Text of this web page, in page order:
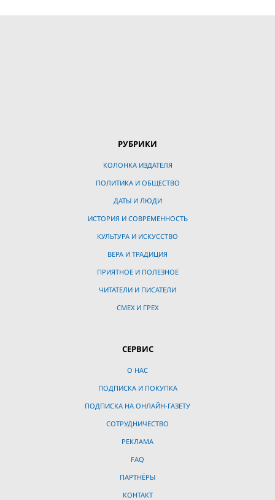
РУБРИКИ
КОЛОНКА ИЗДАТЕЛЯ
ПОЛИТИКА И ОБЩЕСТВО
ДАТЫ И ЛЮДИ
ИСТОРИЯ И СОВРЕМЕННОСТЬ
КУЛЬТУРА И ИСКУССТВО
ВЕРА И ТРАДИЦИЯ
ПРИЯТНОЕ И ПОЛЕЗНОЕ
ЧИТАТЕЛИ И ПИСАТЕЛИ
СМЕХ И ГРЕХ
СЕРВИС
О НАС
ПОДПИСКА И ПОКУПКА
ПОДПИСКА НА ОНЛАЙН-ГАЗЕТУ
СОТРУДНИЧЕСТВО
РЕКЛАМА
FAQ
ПАРТНЁРЫ
КОНТАКТ